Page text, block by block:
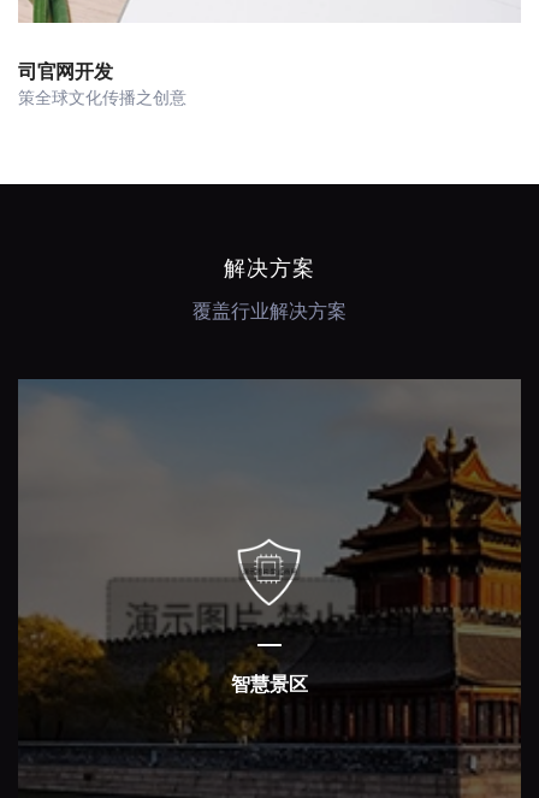
司官网开发
策全球文化传播之创意
解决方案
覆盖行业解决方案
智慧景区